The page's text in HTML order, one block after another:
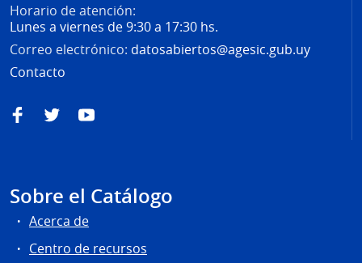
Horario de atención:
Lunes a viernes de 9:30 a 17:30 hs.
Correo electrónico: datosabiertos@agesic.gub.uy
Contacto
FacebookTwitterYouTube
Sobre el Catálogo
Acerca de
Centro de recursos